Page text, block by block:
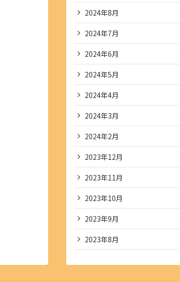
2024年8月
2024年7月
2024年6月
2024年5月
2024年4月
2024年3月
2024年2月
2023年12月
2023年11月
2023年10月
2023年9月
2023年8月